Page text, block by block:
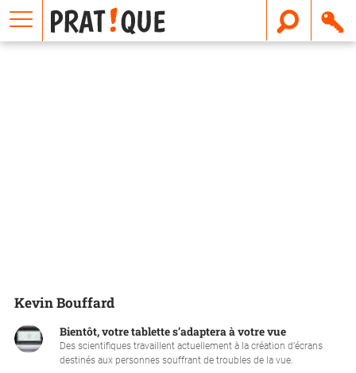
Kevin Bouffard
Bientôt, votre tablette s’adaptera à votre vue
Des scientifiques travaillent actuellement à la création d’écrans
destinés aux personnes souffrant de troubles de la vue.
E
m
a